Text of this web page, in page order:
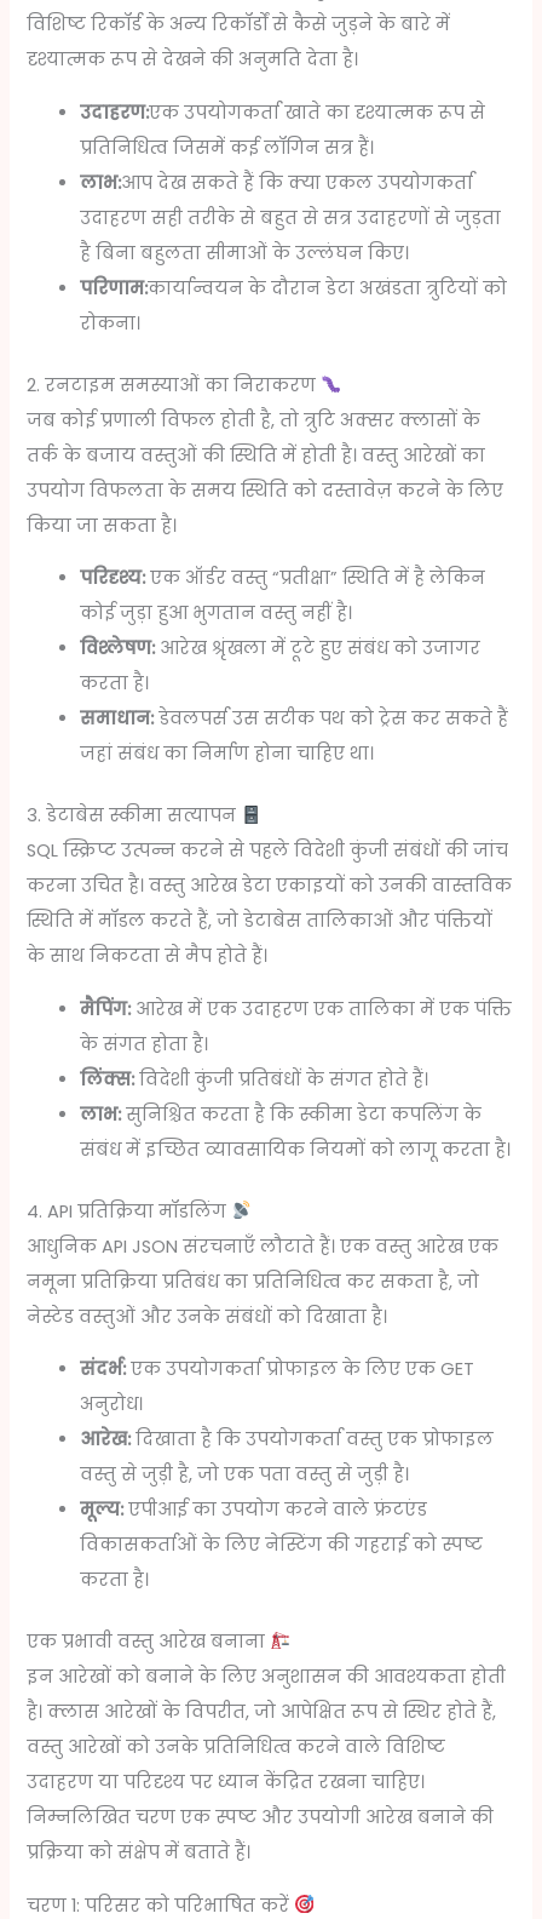
विशिष्ट रिकॉर्ड के अन्य रिकॉर्डों से कैसे जुड़ने के बारे में
दृश्यात्मक रूप से देखने की अनुमति देता है।
उदाहरण:एक उपयोगकर्ता खाते का दृश्यात्मक रूप से
प्रतिनिधित्व जिसमें कई लॉगिन सत्र हैं।
लाभ:आप देख सकते हैं कि क्या एकल उपयोगकर्ता
उदाहरण सही तरीके से बहुत से सत्र उदाहरणों से जुड़ता
है बिना बहुलता सीमाओं के उल्लंघन किए।
परिणाम:कार्यान्वयन के दौरान डेटा अखंडता त्रुटियों को
रोकना।
2. रनटाइम समस्याओं का निराकरण
जब कोई प्रणाली विफल होती है, तो त्रुटि अक्सर क्लासों के
तर्क के बजाय वस्तुओं की स्थिति में होती है। वस्तु आरेखों का
उपयोग विफलता के समय स्थिति को दस्तावेज़ करने के लिए
किया जा सकता है।
परिदृश्य:एक ऑर्डर वस्तु “प्रतीक्षा” स्थिति में है लेकिन
कोई जुड़ा हुआ भुगतान वस्तु नहीं है।
विश्लेषण:आरेख श्रृंखला में टूटे हुए संबंध को उजागर
करता है।
समाधान:डेवलपर्स उस सटीक पथ को ट्रेस कर सकते हैं
जहां संबंध का निर्माण होना चाहिए था।
3. डेटाबेस स्कीमा सत्यापन
SQL स्क्रिप्ट उत्पन्न करने से पहले विदेशी कुंजी संबंधों की जांच
करना उचित है। वस्तु आरेख डेटा एकाइयों को उनकी वास्तविक
स्थिति में मॉडल करते हैं, जो डेटाबेस तालिकाओं और पंक्तियों
के साथ निकटता से मैप होते हैं।
मैपिंग:आरेख में एक उदाहरण एक तालिका में एक पंक्ति
के संगत होता है।
लिंक्स:विदेशी कुंजी प्रतिबंधों के संगत होते हैं।
लाभ:सुनिश्चित करता है कि स्कीमा डेटा कपलिंग के
संबंध में इच्छित व्यावसायिक नियमों को लागू करता है।
4. API प्रतिक्रिया मॉडलिंग
आधुनिक API JSON संरचनाएँ लौटाते हैं। एक वस्तु आरेख एक
नमूना प्रतिक्रिया प्रतिबंध का प्रतिनिधित्व कर सकता है, जो
नेस्टेड वस्तुओं और उनके संबंधों को दिखाता है।
संदर्भ:एक उपयोगकर्ता प्रोफाइल के लिए एक GET
अनुरोध।
आरेख:दिखाता है कि उपयोगकर्ता वस्तु एक प्रोफाइल
वस्तु से जुड़ी है, जो एक पता वस्तु से जुड़ी है।
मूल्य:एपीआई का उपयोग करने वाले फ्रंटएंड
विकासकर्ताओं के लिए नेस्टिंग की गहराई को स्पष्ट
करता है।
एक प्रभावी वस्तु आरेख बनाना
इन आरेखों को बनाने के लिए अनुशासन की आवश्यकता होती
है। क्लास आरेखों के विपरीत, जो आपेक्षित रूप से स्थिर होते हैं,
वस्तु आरेखों को उनके प्रतिनिधित्व करने वाले विशिष्ट
उदाहरण या परिदृश्य पर ध्यान केंद्रित रखना चाहिए।
निम्नलिखित चरण एक स्पष्ट और उपयोगी आरेख बनाने की
प्रक्रिया को संक्षेप में बताते हैं।
चरण 1: परिसर को परिभाषित करें